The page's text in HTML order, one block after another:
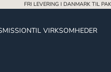
FRI LEVERING I DANMARK TIL
MISSIONTIL VIRKSOMHEDER